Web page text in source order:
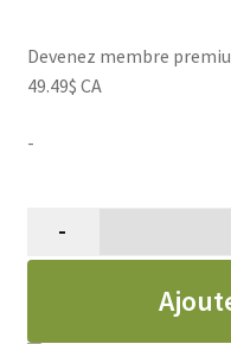
Devenez membre
49.49$ CA
-
-